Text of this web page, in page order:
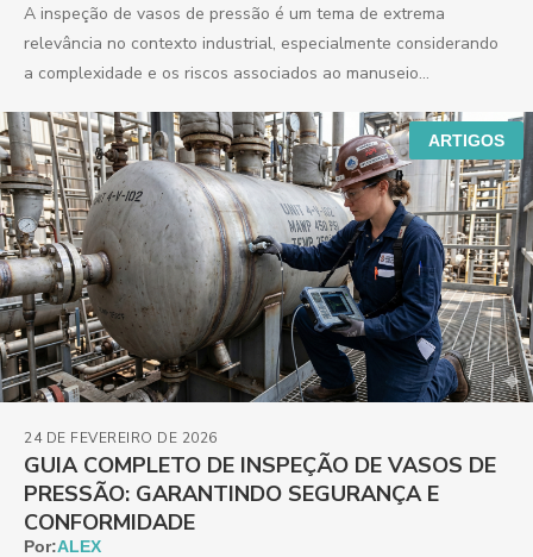
A inspeção de vasos de pressão é um tema de extrema
relevância no contexto industrial, especialmente considerando
a complexidade e os riscos associados ao manuseio...
ARTIGOS
GUIA COMPLETO DE INSPEÇÃO DE VASOS DE
PRESSÃO: GARANTINDO SEGURANÇA E
CONFORMIDADE
24 DE FEVEREIRO DE 2026
Por:ALEX